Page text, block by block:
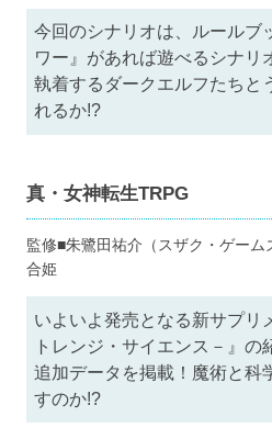
今回のシナリオは、ルールブ
ワー』があれば遊べるシナリ
執着するダークエルフたちと
れるか!?
真・女神転生TRPG
監修■朱鷺田祐介（スザク・ゲー
合姫
いよいよ発売となる新サプリ
トレンジ・サイエンス－』の
追加データを掲載！魔術と科
すのか!?